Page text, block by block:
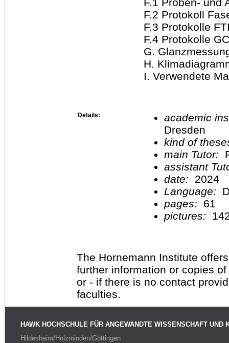
F.2 Protokoll
F.3 Protokolle
F.4 Protokolle
G.
H.
I. Verwendete
Details:
academic
Dresden
kind of
main Tutor:
assistant
date:
2024
Language:
pages:
61
pictures:
The Hornemann Institute
further information or copies
or - if there is no contact
faculties.
HAWK HOCHSCHULE FÜR ANGEWANDTE WISSENSCHAFT UND
Hildesheim/Holzminden/Göttingen